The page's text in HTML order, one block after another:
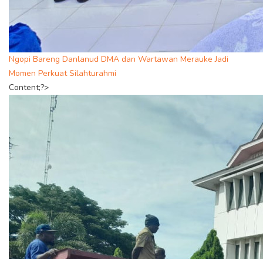
Ngopi Bareng Danlanud DMA dan Wartawan Merauke Jadi
Momen Perkuat Silahturahmi
Content;?>